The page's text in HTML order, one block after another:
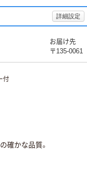
詳細設定
お届け先
〒135-0061
付
確かな品質。